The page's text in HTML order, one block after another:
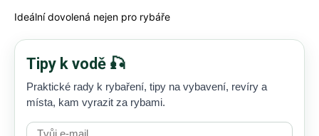
Ideální dovolená nejen pro rybáře
Tipy k vodě 🎣
Praktické rady k rybaření, tipy na vybavení, revíry a
místa, kam vyrazit za rybami.